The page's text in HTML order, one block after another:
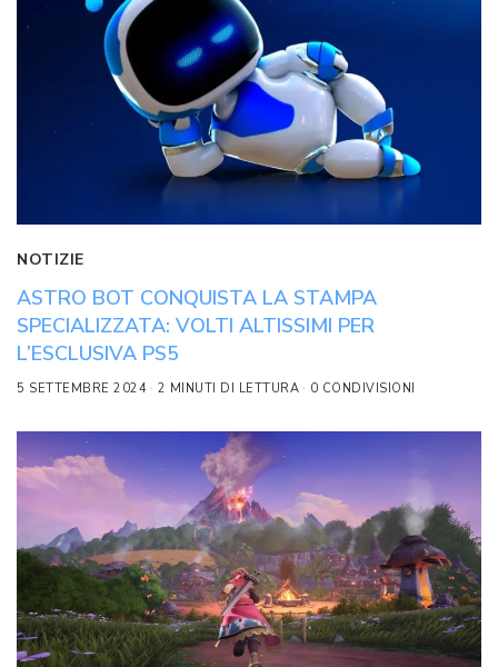
NOTIZIE
ASTRO BOT CONQUISTA LA STAMPA
SPECIALIZZATA: VOLTI ALTISSIMI PER
L’ESCLUSIVA PS5
5 SETTEMBRE 2024 2 MINUTI DI LETTURA 0 CONDIVISIONI